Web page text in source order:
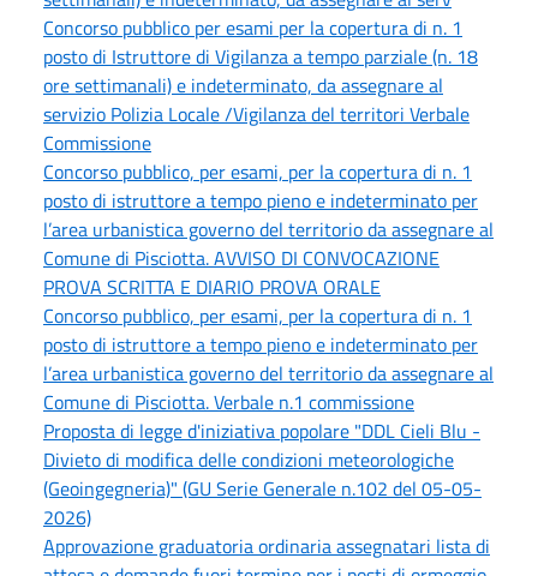
Concorso pubblico per esami per la copertura di n. 1
posto di Istruttore di Vigilanza a tempo parziale (n. 18
ore settimanali) e indeterminato, da assegnare al
servizio Polizia Locale /Vigilanza del territori Verbale
Commissione
Concorso pubblico, per esami, per la copertura di n. 1
posto di istruttore a tempo pieno e indeterminato per
l’area urbanistica governo del territorio da assegnare al
Comune di Pisciotta. AVVISO DI CONVOCAZIONE
PROVA SCRITTA E DIARIO PROVA ORALE
Concorso pubblico, per esami, per la copertura di n. 1
posto di istruttore a tempo pieno e indeterminato per
l’area urbanistica governo del territorio da assegnare al
Comune di Pisciotta. Verbale n.1 commissione
Proposta di legge d'iniziativa popolare "DDL Cieli Blu -
Divieto di modifica delle condizioni meteorologiche
(Geoingegneria)" (GU Serie Generale n.102 del 05-05-
2026)
Approvazione graduatoria ordinaria assegnatari lista di